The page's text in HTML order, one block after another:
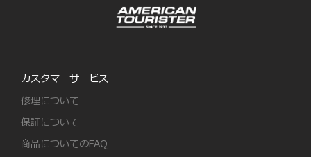
カスタマーサービス
修理について
保証について
商品についてのFAQ